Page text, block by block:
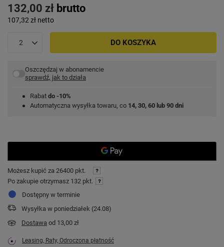
132,00 zł brutto
107,32 zł netto
DO KOSZYKA
Oszczędzaj w abonamencie
sprawdź, jak to działa
Rabat do -10%
Automatyczna wysyłka towaru, co 14, 30, 60 lub 90 dni
Możesz kupić za 26400 pkt.
Po zakupie otrzymasz 132 pkt.
Dostępny w terminie
Wysyłka w poniedziałek (24.08)
Dostawa od 13,00 zł
Leasing, Raty, Odroczona płatność